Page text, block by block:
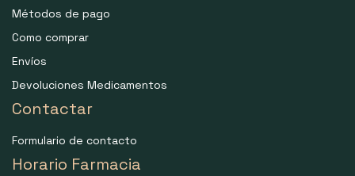
Métodos de pago
Como comprar
Envíos
Devoluciones Medicamentos
Contactar
Formulario de contacto
Horario Farmacia